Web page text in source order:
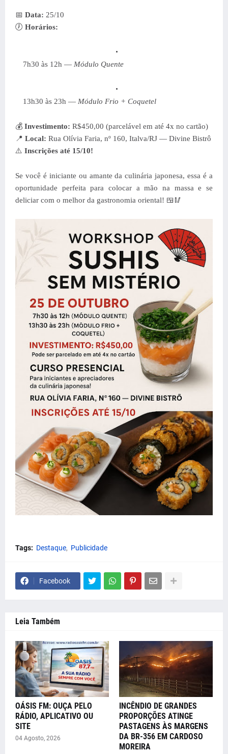
📅 Data: 25/10
🕖 Horários:
7h30 às 12h — Módulo Quente
13h30 às 23h — Módulo Frio + Coquetel
💰 Investimento: R$450,00 (parcelável em até 4x no cartão)
📍 Local: Rua Olívia Faria, nº 160, Italva/RJ — Divine Bistrô
⚠️ Inscrições até 15/10!
Se você é iniciante ou amante da culinária japonesa, essa é a
oportunidade perfeita para colocar a mão na massa e se
deliciar com o melhor da gastronomia oriental! 🍱🥢
Tags: Destaque Publicidade
Facebook
Leia Também
OÁSIS FM: OUÇA PELO
RÁDIO, APLICATIVO OU
SITE
04 Agosto, 2026
INCÊNDIO DE GRANDES
PROPORÇÕES ATINGE
PASTAGENS ÀS MARGENS
DA BR-356 EM CARDOSO
MOREIRA